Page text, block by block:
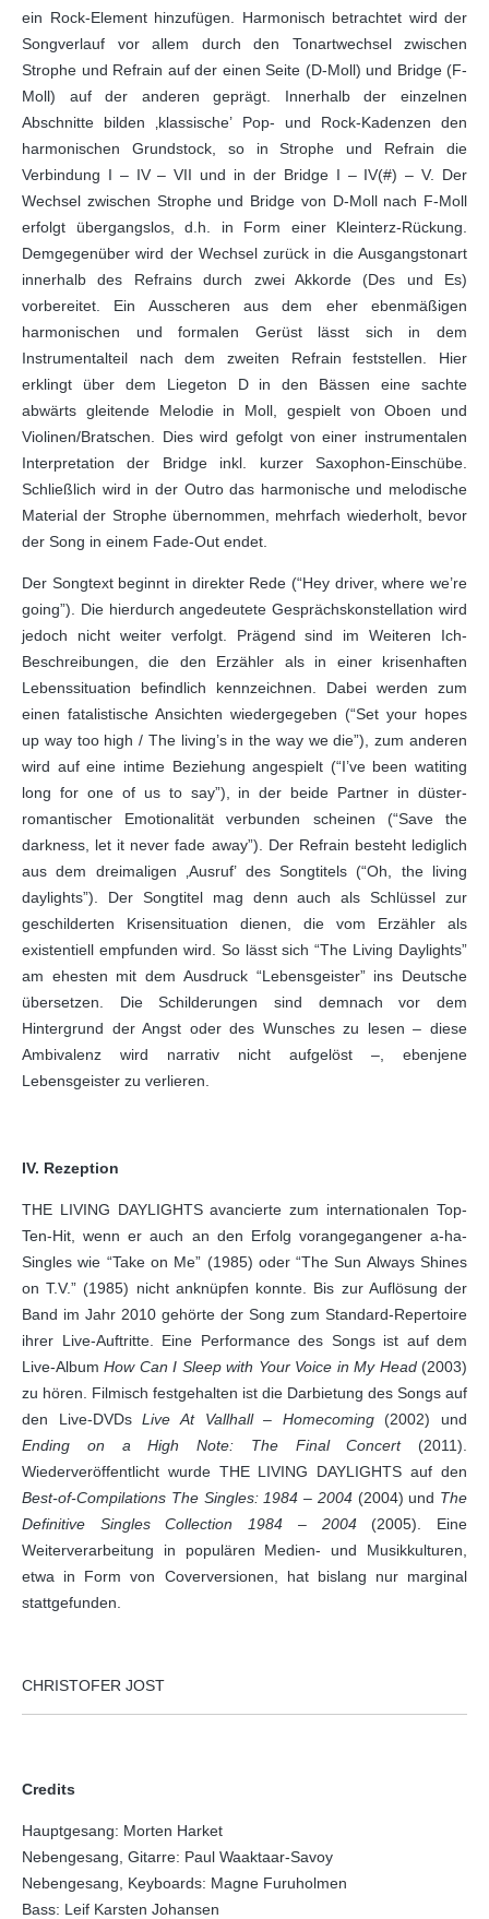
ein Rock-Element hinzufügen. Harmonisch betrachtet wird der
Songverlauf vor allem durch den Tonartwechsel zwischen
Strophe und Refrain auf der einen Seite (D-Moll) und Bridge (F-
Moll) auf der anderen geprägt. Innerhalb der einzelnen
Abschnitte bilden ‚klassische’ Pop- und Rock-Kadenzen den
harmonischen Grundstock, so in Strophe und Refrain die
Verbindung I – IV – VII und in der Bridge I – IV(#) – V. Der
Wechsel zwischen Strophe und Bridge von D-Moll nach F-Moll
erfolgt übergangslos, d.h. in Form einer Kleinterz-Rückung.
Demgegenüber wird der Wechsel zurück in die Ausgangstonart
innerhalb des Refrains durch zwei Akkorde (Des und Es)
vorbereitet. Ein Ausscheren aus dem eher ebenmäßigen
harmonischen und formalen Gerüst lässt sich in dem
Instrumentalteil nach dem zweiten Refrain feststellen. Hier
erklingt über dem Liegeton D in den Bässen eine sachte
abwärts gleitende Melodie in Moll, gespielt von Oboen und
Violinen/Bratschen. Dies wird gefolgt von einer instrumentalen
Interpretation der Bridge inkl. kurzer Saxophon-Einschübe.
Schließlich wird in der Outro das harmonische und melodische
Material der Strophe übernommen, mehrfach wiederholt, bevor
der Song in einem Fade-Out endet.
Der Songtext beginnt in direkter Rede (“Hey driver, where we’re
going”). Die hierdurch angedeutete Gesprächskonstellation wird
jedoch nicht weiter verfolgt. Prägend sind im Weiteren Ich-
Beschreibungen, die den Erzähler als in einer krisenhaften
Lebenssituation befindlich kennzeichnen. Dabei werden zum
einen fatalistische Ansichten wiedergegeben (“Set your hopes
up way too high / The living’s in the way we die”), zum anderen
wird auf eine intime Beziehung angespielt (“I’ve been watiting
long for one of us to say”), in der beide Partner in düster-
romantischer Emotionalität verbunden scheinen (“Save the
darkness, let it never fade away”). Der Refrain besteht lediglich
aus dem dreimaligen ‚Ausruf’ des Songtitels (“Oh, the living
daylights”). Der Songtitel mag denn auch als Schlüssel zur
geschilderten Krisensituation dienen, die vom Erzähler als
existentiell empfunden wird. So lässt sich “The Living Daylights”
am ehesten mit dem Ausdruck “Lebensgeister” ins Deutsche
übersetzen. Die Schilderungen sind demnach vor dem
Hintergrund der Angst oder des Wunsches zu lesen – diese
Ambivalenz wird narrativ nicht aufgelöst –, ebenjene
Lebensgeister zu verlieren.
IV. Rezeption
THE LIVING DAYLIGHTS avancierte zum internationalen Top-
Ten-Hit, wenn er auch an den Erfolg vorangegangener a-ha-
Singles wie “Take on Me” (1985) oder “The Sun Always Shines
on T.V.” (1985) nicht anknüpfen konnte. Bis zur Auflösung der
Band im Jahr 2010 gehörte der Song zum Standard-Repertoire
ihrer Live-Auftritte. Eine Performance des Songs ist auf dem
Live-AlbumHow Can I Sleep with Your Voice in My Head(2003)
zu hören. Filmisch festgehalten ist die Darbietung des Songs auf
den Live-DVDsLive At Vallhall – Homecoming(2002) und
Ending on a High Note: The Final Concert(2011).
Wiederveröffentlicht wurde THE LIVING DAYLIGHTS auf den
Best-of-Compilations The Singles: 1984 – 2004(2004) und The
Definitive Singles Collection 1984 – 2004(2005). Eine
Weiterverarbeitung in populären Medien- und Musikkulturen,
etwa in Form von Coverversionen, hat bislang nur marginal
stattgefunden.
CHRISTOFER JOST
Credits
Hauptgesang: Morten Harket
Nebengesang, Gitarre: Paul Waaktaar-Savoy
Nebengesang, Keyboards: Magne Furuholmen
Bass: Leif Karsten Johansen